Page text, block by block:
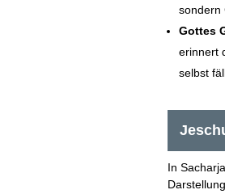
sondern
Gottes
erinnert
selbst
In